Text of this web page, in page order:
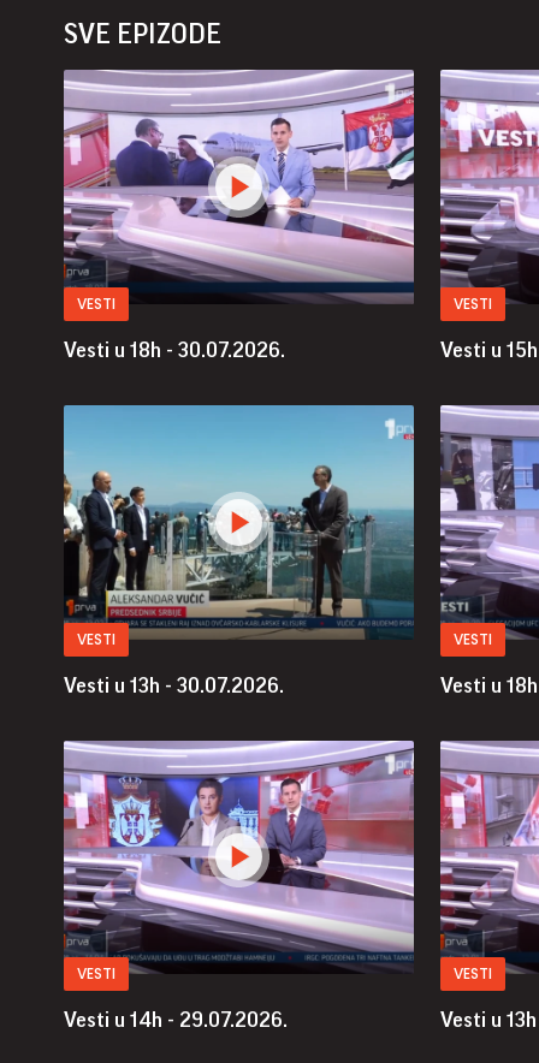
SVE EPIZODE
VESTI
Vesti u 18h - 30.07.2026.
VESTI
Vesti u
VESTI
Vesti u 13h - 30.07.2026.
VESTI
Vesti u
VESTI
Vesti u 14h - 29.07.2026.
VESTI
Vesti u